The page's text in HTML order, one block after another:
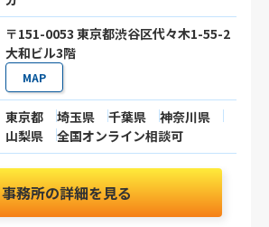
〒151-0053 東京都渋谷区代々木1-55-2
大和ビル3階
MAP
東京都 埼玉県 千葉県
神奈川県
山梨県
全国オンライン相談可
事務所の詳細を見る